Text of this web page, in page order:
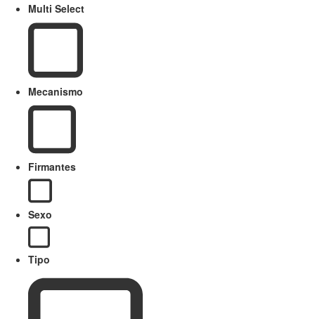
Multi Select
Mecanismo
Firmantes
Sexo
Tipo